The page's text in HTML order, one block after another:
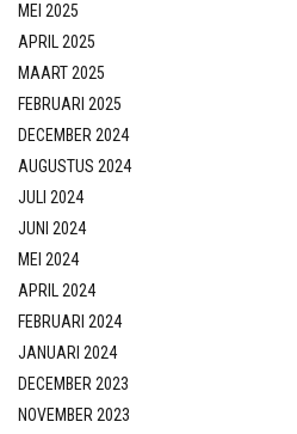
MEI 2025
APRIL 2025
MAART 2025
FEBRUARI 2025
DECEMBER 2024
AUGUSTUS 2024
JULI 2024
JUNI 2024
MEI 2024
APRIL 2024
FEBRUARI 2024
JANUARI 2024
DECEMBER 2023
NOVEMBER 2023